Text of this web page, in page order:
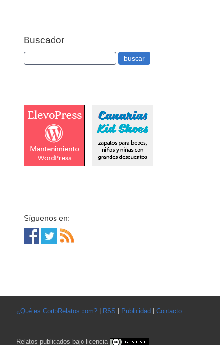
Buscador
Síguenos en:
¿Qué es CortoRelatos.com?| RSS Publicidad Contacto
Relatos publicados bajo licencia